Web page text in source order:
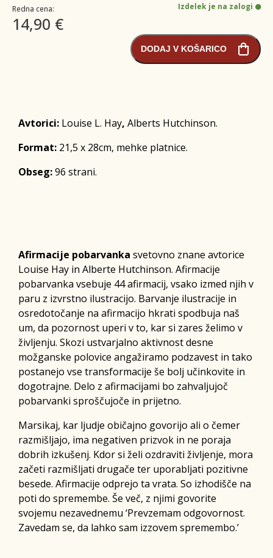
Redna cena:
14,90 €
Izdelek je na zalogi
DODAJ V KOŠARICO
Avtorici: Louise L. Hay, Alberts Hutchinson.
Format: 21,5 x 28cm, mehke platnice.
Obseg:96 strani.
Afirmacije pobarvanka svetovno znane avtorice
Louise Hay in Alberte Hutchinson. Afirmacije
pobarvanka vsebuje 44 afirmacij, vsako izmed njih v
paru z izvrstno ilustracijo. Barvanje ilustracije in
osredotočanje na afirmacijo hkrati spodbuja naš
um, da pozornost uperi v to, kar si zares želimo v
življenju. Skozi ustvarjalno aktivnost desne
možganske polovice angažiramo podzavest in tako
postanejo vse transformacije še bolj učinkovite in
dogotrajne. Delo z afirmacijami bo zahvaljujoč
pobarvanki sproščujoče in prijetno.
Marsikaj, kar ljudje običajno govorijo ali o čemer
razmišljajo, ima negativen prizvok in ne poraja
dobrih izkušenj. Kdor si želi ozdraviti življenje, mora
začeti razmišljati drugače ter uporabljati pozitivne
besede. Afirmacije odprejo ta vrata. So izhodišče na
poti do spremembe. Še več, z njimi govorite
svojemu nezavednemu ‘Prevzemam odgovornost.
Zavedam se, da lahko sam izzovem spremembo.’